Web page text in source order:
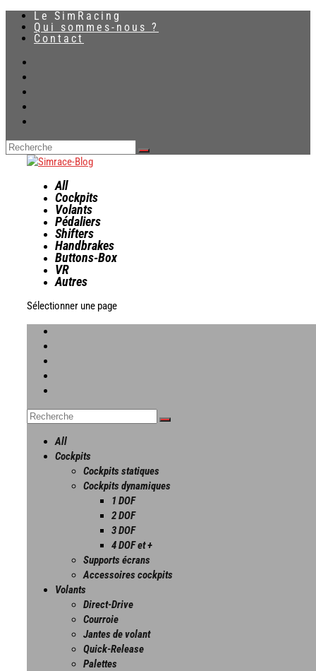
Le SimRacing
Qui sommes-nous ?
Contact
All
Cockpits
Volants
Pédaliers
Shifters
Handbrakes
Buttons-Box
VR
Autres
Sélectionner une page
All
Cockpits
Cockpits statiques
Cockpits dynamiques
1 DOF
2 DOF
3 DOF
4 DOF et +
Supports écrans
Accessoires cockpits
Volants
Direct-Drive
Courroie
Jantes de volant
Quick-Release
Palettes